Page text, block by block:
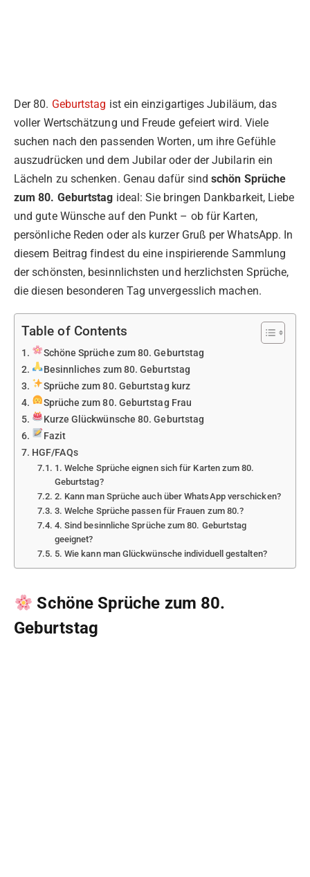
Der 80. Geburtstag ist ein einzigartiges Jubiläum, das
voller Wertschätzung und Freude gefeiert wird. Viele
suchen nach den passenden Worten, um ihre Gefühle
auszudrücken und dem Jubilar oder der Jubilarin ein
Lächeln zu schenken. Genau dafür sindschön Sprüche
zum 80. Geburtstag ideal: Sie bringen Dankbarkeit, Liebe
und gute Wünsche auf den Punkt – ob für Karten,
persönliche Reden oder als kurzer Gruß per WhatsApp. In
diesem Beitrag findest du eine inspirierende Sammlung
der schönsten, besinnlichsten und herzlichsten Sprüche,
die diesen besonderen Tag unvergesslich machen.
Table of Contents
Schöne Sprüche zum 80. Geburtstag
Besinnliches zum 80. Geburtstag
Sprüche zum 80. Geburtstag kurz
Sprüche zum 80. Geburtstag Frau
Kurze Glückwünsche 80. Geburtstag
Fazit
HGF/FAQs
1. Welche Sprüche eignen sich für Karten zum 80.
Geburtstag?
2. Kann man Sprüche auch über WhatsApp verschicken?
3. Welche Sprüche passen für Frauen zum 80.?
4. Sind besinnliche Sprüche zum 80. Geburtstag
geeignet?
5. Wie kann man Glückwünsche individuell gestalten?
Schöne Sprüche zum 80.
Geburtstag